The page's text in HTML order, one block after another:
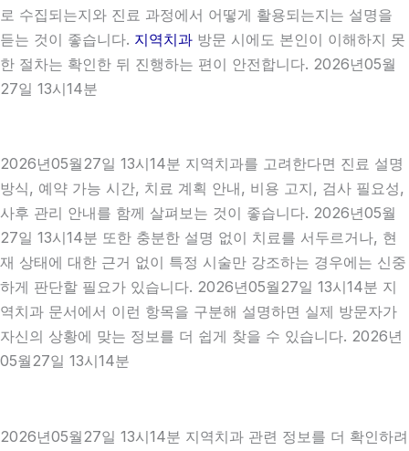
로 수집되는지와 진료 과정에서 어떻게 활용되는지는 설명을
듣는 것이 좋습니다. 지역치과 방문 시에도 본인이 이해하지 못
한 절차는 확인한 뒤 진행하는 편이 안전합니다. 2026년05월
27일 13시14분
2026년05월27일 13시14분 지역치과를 고려한다면 진료 설명
방식, 예약 가능 시간, 치료 계획 안내, 비용 고지, 검사 필요성,
사후 관리 안내를 함께 살펴보는 것이 좋습니다. 2026년05월
27일 13시14분 또한 충분한 설명 없이 치료를 서두르거나, 현
재 상태에 대한 근거 없이 특정 시술만 강조하는 경우에는 신중
하게 판단할 필요가 있습니다. 2026년05월27일 13시14분 지
역치과 문서에서 이런 항목을 구분해 설명하면 실제 방문자가
자신의 상황에 맞는 정보를 더 쉽게 찾을 수 있습니다. 2026년
05월27일 13시14분
2026년05월27일 13시14분 지역치과 관련 정보를 더 확인하려